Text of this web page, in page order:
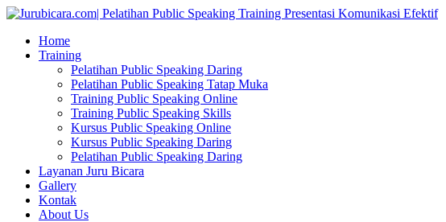
Home
Training
Pelatihan Public Speaking Daring
Pelatihan Public Speaking Tatap Muka
Training Public Speaking Online
Training Public Speaking Skills
Kursus Public Speaking Online
Kursus Public Speaking Daring
Pelatihan Public Speaking Daring
Layanan Juru Bicara
Gallery
Kontak
About Us